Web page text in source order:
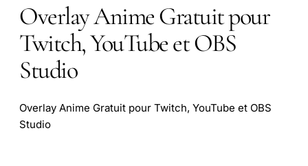
Overlay Anime Gratuit pour
Twitch, YouTube et OBS
Studio
Overlay Anime Gratuit pour Twitch, YouTube et OBS
Studio